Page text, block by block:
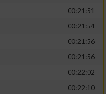
00:21:51
00:21:54
00:21:56
00:21:56
00:22:02
00:22:10